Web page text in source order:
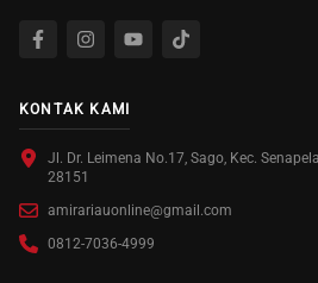
KONTAK KAMI
Jl. Dr. Leimena No.17, Sago, Kec.
28151
amirariauonline@gmail.com
0812-7036-4999